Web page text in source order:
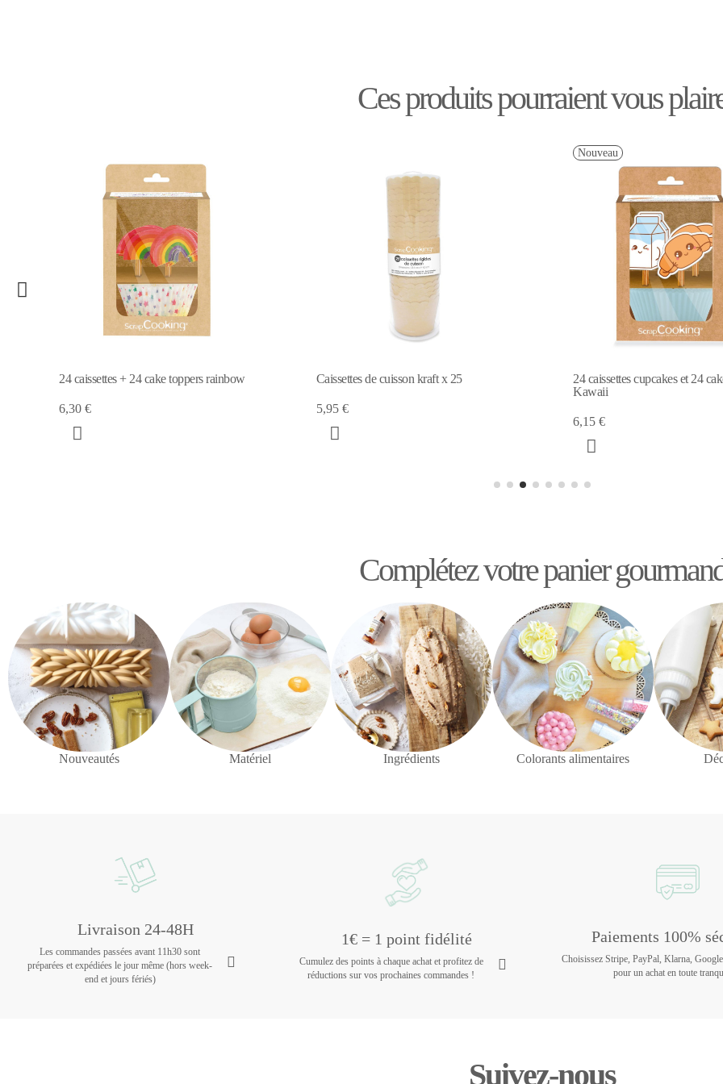
Ces produits pourraient vous
Caissettes de cuisson kraft x 25
5,95 €
24 caissettes cupcakes et 24 cake toppers
24 Caissettes + cake toppers
6,30 €
Complétez votre panier
Nouveautés Matériel Ingrédients Colorants alimentaires
Livraison 24-48H
Les commandes passées avant 11h30 sont
préparées et expédiées le jour même (hors week-
end et jours fériés)
1€ = 1 point fidélité
Cumulez des points à chaque achat et profitez de
réductions sur vos prochaines commandes !
Paiements 100%
Choisissez Stripe, PayPal, Klarna,
pour un achat en toute
Suivez-nous